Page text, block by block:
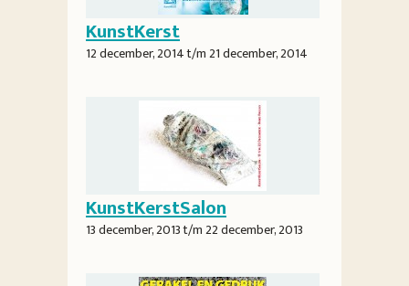
KunstKerst
12 december, 2014t/m21 december, 2014
KunstKerstSalon
13 december, 2013t/m22 december, 2013